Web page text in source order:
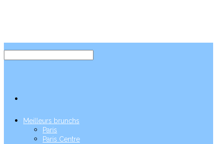
Meilleurs brunchs
Paris
Paris Centre